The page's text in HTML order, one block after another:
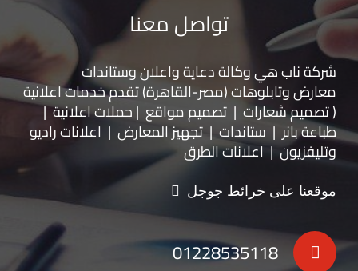
تواصل معنا
شركة ناب هي وكالة دعاية واعلان وستاندات
معارضوتابلوهات(مصر-القاهرة) تقدم خدمات اعلانية
( تصميم شعارات | تصميم مواقع | حملات اعلانية |
طباعة بانر | ستاندات | تجهيز المعارض | اعلانات راديو
وتليفزيون | اعلانات الطرق
موقعنا على خرائط جوجل
01228535118